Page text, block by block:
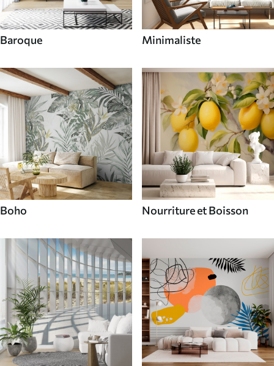
Baroque Minimaliste
Boho Nourriture et Boisson